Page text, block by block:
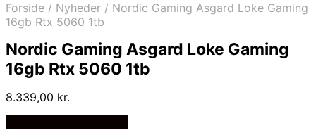
Forside / Nyheder / Nordic Gaming Asgard Loke Gaming
16gb Rtx 5060 1tb
Nordic Gaming Asgard Loke Gaming
16gb Rtx 5060 1tb
8.339,00 kr.